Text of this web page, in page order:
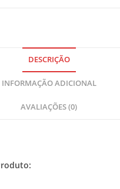
DESCRIÇÃO
INFORMAÇÃO ADICIONAL
AVALIAÇÕES (0)